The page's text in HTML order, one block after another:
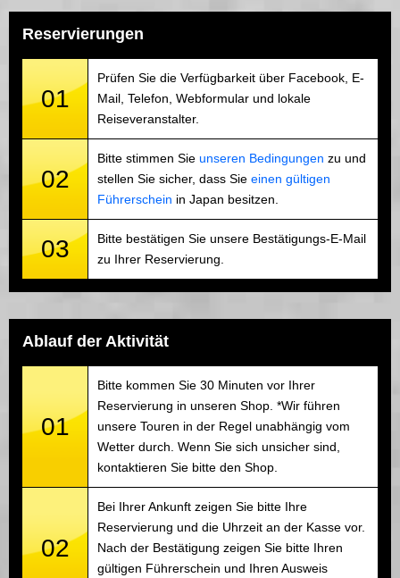
Reservierungen
01
Prüfen Sie die Verfügbarkeit über Facebook, E-
Mail, Telefon, Webformular und lokale
Reiseveranstalter.
02
Bitte stimmen Sie unseren Bedingungen zu und
stellen Sie sicher, dass Sie einen gültigen
Führerschein in Japan besitzen.
03
Bitte bestätigen Sie unsere Bestätigungs-E-Mail
zu Ihrer Reservierung.
Ablauf der Aktivität
01
Bitte kommen Sie 30 Minuten vor Ihrer
Reservierung in unseren Shop. *Wir führen
unsere Touren in der Regel unabhängig vom
Wetter durch. Wenn Sie sich unsicher sind,
kontaktieren Sie bitte den Shop.
02
Bei Ihrer Ankunft zeigen Sie bitte Ihre
Reservierung und die Uhrzeit an der Kasse vor.
Nach der Bestätigung zeigen Sie bitte Ihren
gültigen Führerschein und Ihren Ausweis